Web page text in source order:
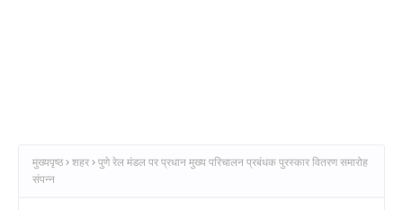
मुख्यपृष्ठ शहर पुणे रेल मंडल पर प्रधान मुख्य परिचालन प्रबंधक पुरस्कार वितरण समारोह
संपन्न